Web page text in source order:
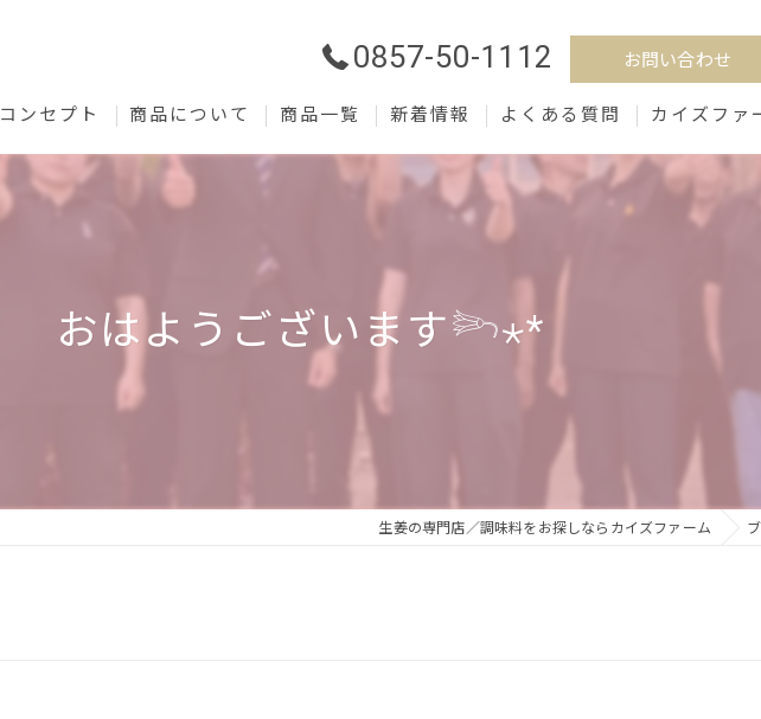
0857-50-1112 お問い合わせ
コンセプト 商品について 商品一覧 新着情報 よくある質問 カイズファ
生姜パウダー
おはようございます𓆸⋆*
生姜の専門店／調味料をお探しならカイズファーム